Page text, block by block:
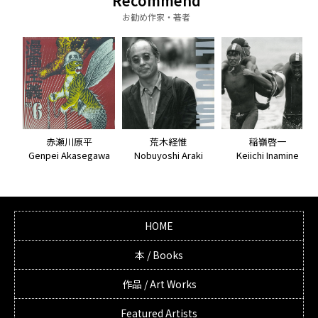
お勧め作家・著者
赤瀬川原平
Genpei Akasegawa
荒木経惟
Nobuyoshi Araki
稲嶺啓一
Keiichi Inamine
HOME
本 / Books
作品 / Art Works
Featured Artists